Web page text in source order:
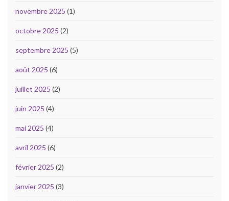
novembre 2025 (1)
octobre 2025 (2)
septembre 2025 (5)
août 2025 (6)
juillet 2025 (2)
juin 2025 (4)
mai 2025 (4)
avril 2025 (6)
février 2025 (2)
janvier 2025 (3)